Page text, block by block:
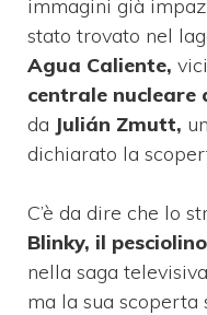
immagini già
stato trovato nel
Agua Caliente,
centrale nucleare
da Julián Zmutt,
dichiarato la
C’è da dire che lo
Blinky, il
nella saga
ma la sua